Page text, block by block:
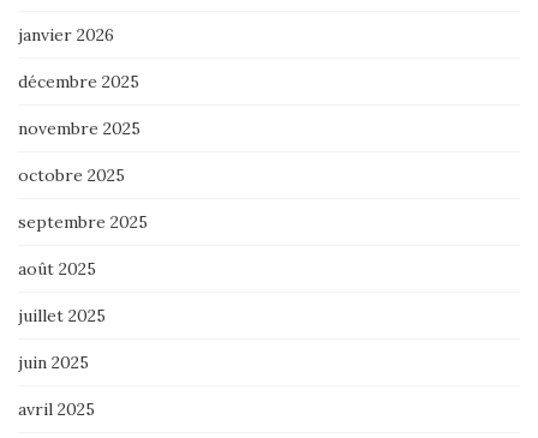
janvier 2026
décembre 2025
novembre 2025
octobre 2025
septembre 2025
août 2025
juillet 2025
juin 2025
avril 2025